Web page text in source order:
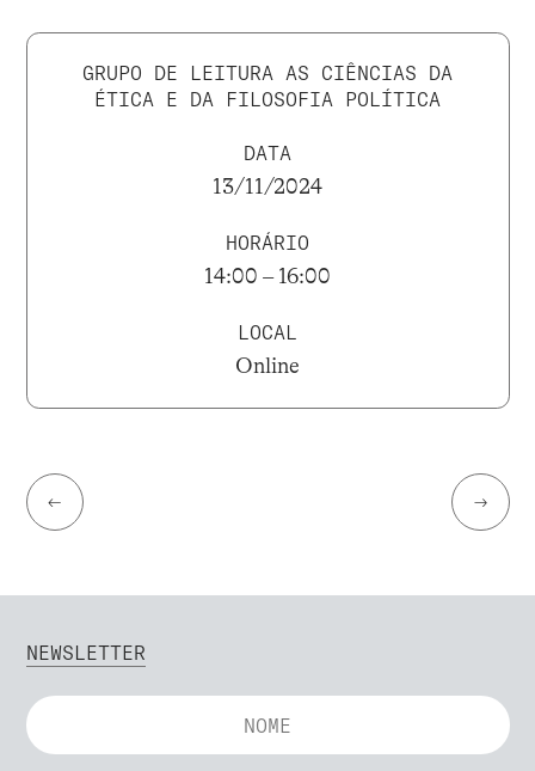
GRUPO DE LEITURA AS CIÊNCIAS DA
ÉTICA E DA FILOSOFIA POLÍTICA
DATA
13/11/2024
HORÁRIO
14:00 – 16:00
LOCAL
Online
← →
NEWSLETTER